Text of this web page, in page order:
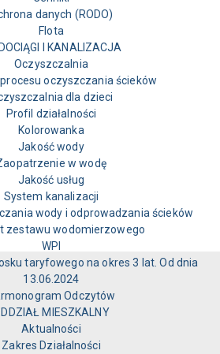
danych (RODO)
Flota
I KANALIZACJA
Oczyszczalnia
oczyszczania ścieków
dla dzieci
Profil działalności
Kolorowanka
Jakość wody
w wodę
Jakość usług
System kanalizacji
wody i odprowadzania ścieków
zestawu wodomierzowego
WPI
taryfowego na okres 3 lat. Od dnia
13.06.2024
Odczytów
MIESZKALNY
Aktualności
Zakres Działalności